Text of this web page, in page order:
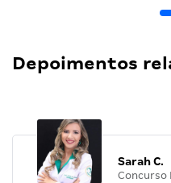
Depoimentos
Sarah C.
Concurso